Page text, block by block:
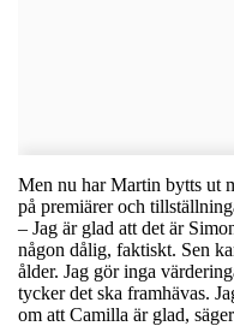
Men nu har Martin bytts ut
på premiärer och
– Jag är glad att det är
någon dålig, faktiskt. Sen
ålder. Jag gör inga
tycker det ska framhävas.
om att Camilla är glad,